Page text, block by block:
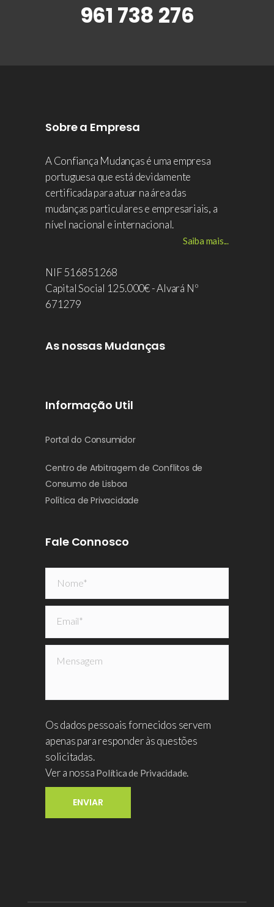
961 738 276
Sobre a Empresa
A Confiança Mudanças é uma empresa
portuguesa que está devidamente
certificada para atuar na área das
mudanças particulares e empresariais, a
nível nacional e internacional.
Saiba mais...
NIF 516851268
Capital Social 125.000€ - Alvará Nº
671279
As nossas Mudanças
Informação Util
Portal do Consumidor
Centro de Arbitragem de Conflitos de
Consumo de Lisboa
Política de Privacidade
Fale Connosco
Os dados pessoais fornecidos servem
apenas para responder às questões
solicitadas.
Ver a nossa Política de Privacidade.